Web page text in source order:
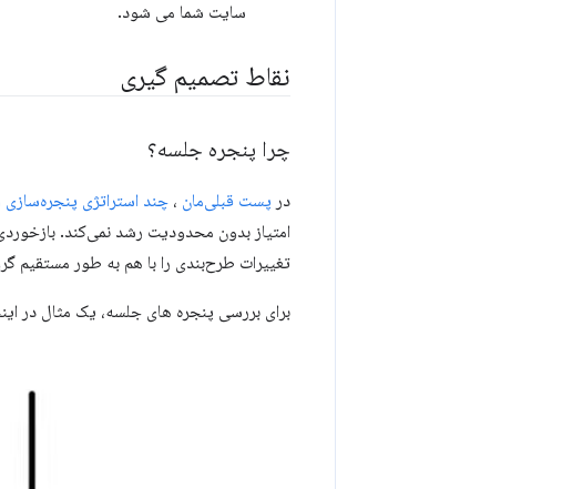
سایت شما می شود.
نقاط تصمیم گیری
چرا پنجره جلسه؟
در پست قبلی‌مان ، چند استراتژی
امتیاز بدون محدودیت رشد نمی‌کند.
تغییرات طرح‌بندی را با هم به طور مستقیم
برای بررسی پنجره های جلسه، یک مثال در